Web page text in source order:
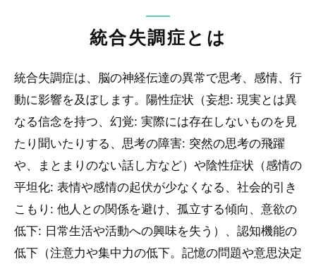
統合失調症とは
統合失調症は、脳の神経伝達の異常で思考、感情、行
動に影響を及ぼします。陽性症状（妄想: 現実とは異
なる信念を持つ、幻覚: 実際には存在しないものを見
たり聞いたりする、思考の障害: 突然の思考の飛躍
や、まとまりのない話し方など）や陰性症状（感情の
平坦化: 表情や感情の起伏が少なくなる、社会的引き
こもり: 他人との関係を避け、孤立する傾向、意欲の
低下: 日常生活や活動への興味を失う）、認知機能の
低下（注意力や集中力の低下。記憶の問題や意思決定